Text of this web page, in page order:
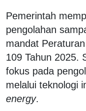
Pemerintah
pengolahan
mandat
109 Tahun 2025.
fokus pada
melalui teknologi
energy.